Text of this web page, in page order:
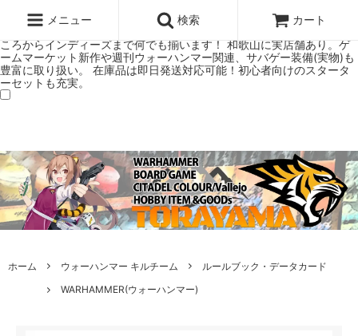
ミアムショップTORAYAMA。通販・オンラインショップです！ ウォー
ハンマーとボードゲームのことなら当店へ！ボードゲームもメジャーど
ころからインディーズまで何でも揃います！ 和歌山に実店舗あり。ゲ
ームマーケット新作や週刊ウォーハンマー関連、サバゲー装備(実物)も
豊富に取り扱い。 在庫品は即日発送対応可能！初心者向けのスタータ
ーセットも充実。
メニュー 検索 カート
ホーム ウォーハンマー キルチーム
ルールブック・データカード
WARHAMMER(ウォーハンマー)